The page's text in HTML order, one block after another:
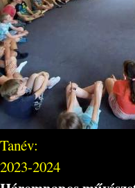
Tanév:
2023-2024